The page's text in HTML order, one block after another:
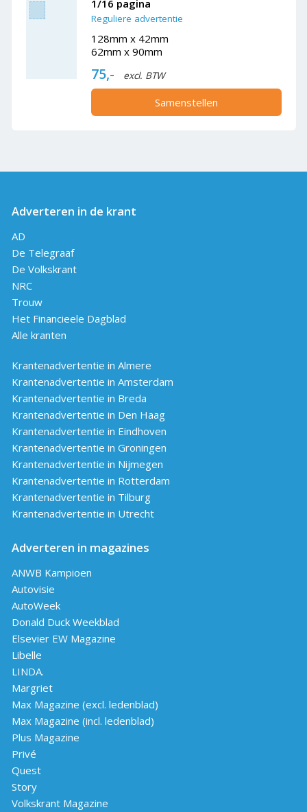
1/16 pagina
Reguliere advertentie
128mm x 42mm
62mm x 90mm
75,- excl. BTW
Samenstellen
Adverteren in de krant
AD
De Telegraaf
De Volkskrant
NRC
Trouw
Het Financieele Dagblad
Alle kranten
Krantenadvertentie in Almere
Krantenadvertentie in Amsterdam
Krantenadvertentie in Breda
Krantenadvertentie in Den Haag
Krantenadvertentie in Eindhoven
Krantenadvertentie in Groningen
Krantenadvertentie in Nijmegen
Krantenadvertentie in Rotterdam
Krantenadvertentie in Tilburg
Krantenadvertentie in Utrecht
Adverteren in magazines
ANWB Kampioen
Autovisie
AutoWeek
Donald Duck Weekblad
Elsevier EW Magazine
Libelle
LINDA.
Margriet
Max Magazine (excl. ledenblad)
Max Magazine (incl. ledenblad)
Plus Magazine
Privé
Quest
Story
Volkskrant Magazine